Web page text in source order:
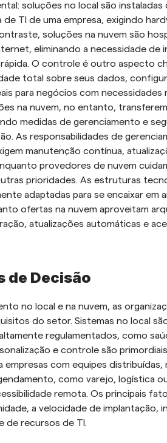
soluções no local são
TI de uma empresa, exigindo
soluções na nuvem são
eliminando a necessidade de
O controle é outro aspecto
total sobre seus dados,
para negócios com necessidades
na nuvem, no entanto,
medidas de gerenciamento e
As responsabilidades de
manutenção contínua,
provedores de nuvem
prioridades. As estruturas
adaptadas para se encaixar em
ofertas na nuvem aproveitam
atualizações automáticas e
de Decisão
no local e na nuvem, as
do setor. Sistemas no local
regulamentados, como
e controle são
empresas com equipes distribuídas,
como varejo, logística
remota. Os principais
a velocidade de implantação,
de recursos de TI.